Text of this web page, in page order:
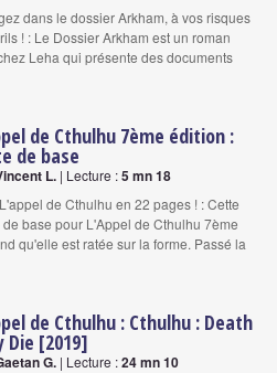
dans le dossier Arkham, à vos risques
! : Le Dossier Arkham est un roman
Leha qui présente des documents
de Cthulhu 7ème édition :
de base
L. | Lecture :5 mn 18
de Cthulhu en 22 pages ! : Cette
base pour L'Appel de Cthulhu 7ème
qu'elle est ratée sur la forme. Passé la
de Cthulhu : Cthulhu : Death
Die [2019]
G. | Lecture :24 mn 10